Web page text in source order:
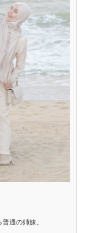
通の姉妹。